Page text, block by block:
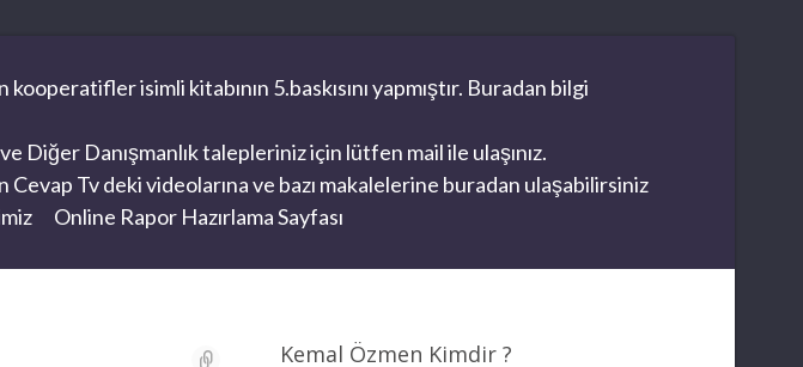
kooperatifler isimli kitabının 5.baskısını yapmıştır. Buradan bilgi
Diğer Danışmanlık talepleriniz için lütfen mail ile ulaşınız.
Cevap Tv deki videolarına ve bazı makalelerine buradan ulaşabilirsiniz
Online Rapor Hazırlama Sayfası
Kemal Özmen Kimdir ?